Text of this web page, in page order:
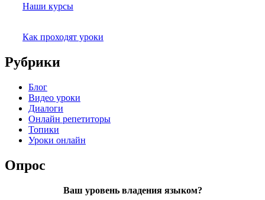
Наши курсы
Как проходят уроки
Рубрики
Блог
Видео уроки
Диалоги
Онлайн репетиторы
Топики
Уроки онлайн
Опрос
Ваш уровень владения языком?